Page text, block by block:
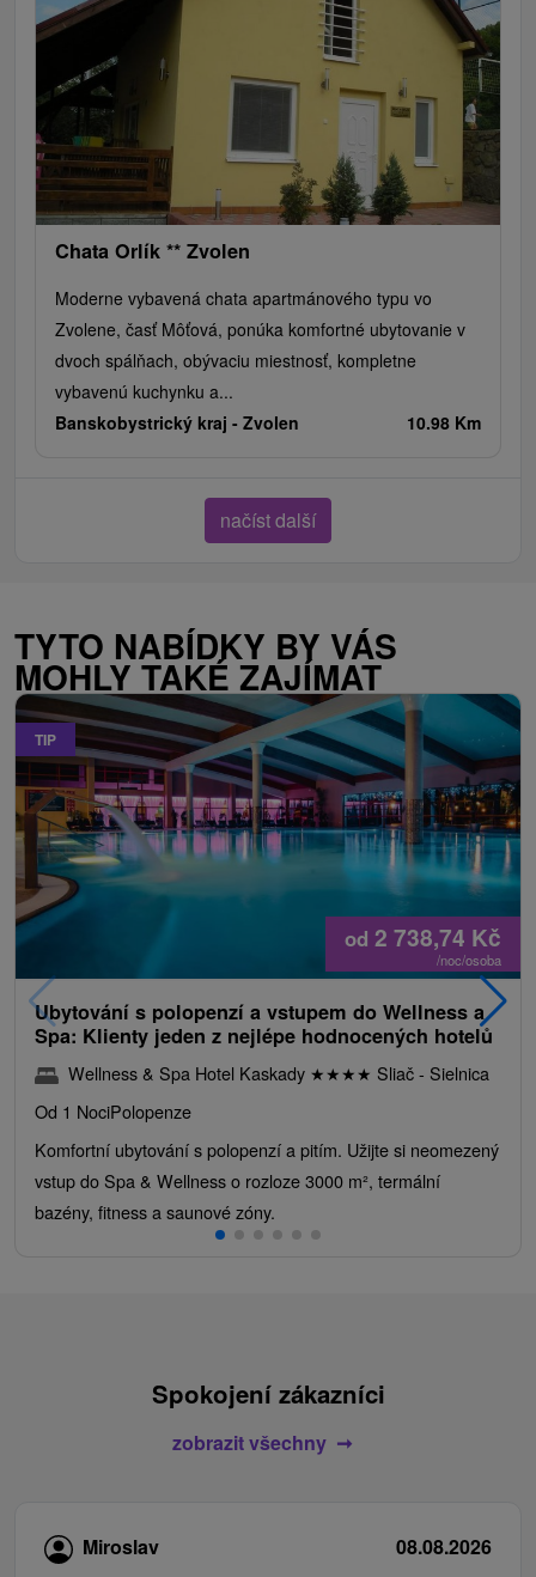
Chata Orlík ** Zvolen
Moderne vybavená chata apartmánového typu vo
Zvolene, časť Môťová, ponúka komfortné ubytovanie v
dvoch spálňach, obývaciu miestnosť, kompletne
vybavenú kuchynku a...
Banskobystrický kraj - Zvolen 10.98 Km
načíst další
TYTO NABÍDKY BY VÁS
MOHLY TAKÉ ZAJÍMAT
TIP
od 2 738,74 Kč
/noc/osoba
Ubytování s polopenzí a vstupem do Wellness a
Spa: Klienty jeden z nejlépe hodnocených hotelů
Wellness & Spa Hotel Kaskady ★★★★ Sliač - Sielnica
Od 1 NociPolopenze
Komfortní ubytování s polopenzí a pitím. Užijte si neomezený
vstup do Spa & Wellness o rozloze 3000 m², termální
bazény, fitness a saunové zóny.
Spokojení zákazníci
zobrazit všechny
Miroslav
08.08.2026